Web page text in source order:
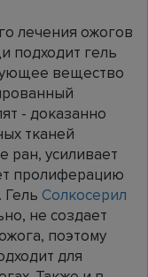
лечения ожогов
подходит гель
вещество
- доказанно
тканей
ран, усиливает
пролиферацию
Гель Солкосерил
не создает
поэтому
для